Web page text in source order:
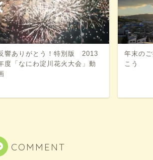
響ありがとう！特別版 2013
度「なにわ淀川花火大会」動
年末の
こう
COMMENT